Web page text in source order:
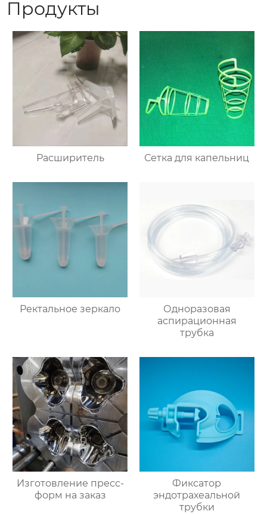
Продукты
Расширитель Сетка для капельниц
Ректальное зеркало
Одноразовая
аспирационная
трубка
Изготовление пресс-
форм на заказ
Фиксатор
эндотрахеальной
трубки